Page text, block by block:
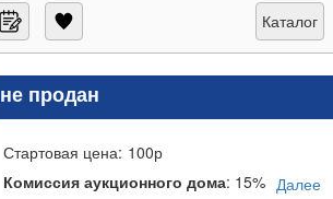
каталог
не продан
Стартовая цена: 100р
Комиссия аукционного дома: 15%
Далее